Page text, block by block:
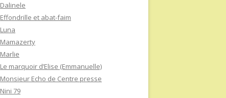
Dalinele
Effondrille et abat-faim
Luna
Mamazerty
Marlie
Le marquoir d’Elise (Emmanuelle)
Monsieur Echo de Centre presse
Nini 79